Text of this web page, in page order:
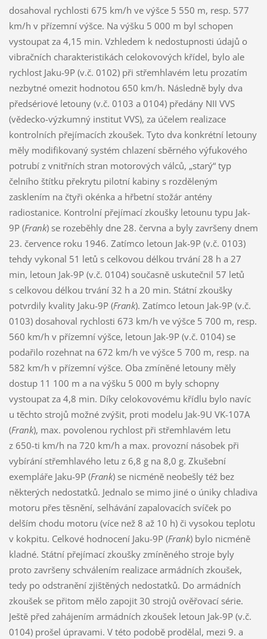
dosahoval rychlosti 675 km/h ve výšce 5 550 m, resp. 577
km/h v přízemní výšce. Na výšku 5 000 m byl schopen
vystoupat za 4,15 min. Vzhledem k nedostupnosti údajů o
vibračních charakteristikách celokovových křídel, bylo ale
rychlost Jaku-9P (v.č. 0102) při střemhlavém letu prozatím
nezbytné omezit hodnotou 650 km/h. Následně byly dva
předsériové letouny (v.č. 0103 a 0104) předány NII VVS
(vědecko-výzkumný institut VVS), za účelem realizace
kontrolních přejímacích zkoušek. Tyto dva konkrétní letouny
měly modifikovaný systém chlazení sběrného výfukového
potrubí z vnitřních stran motorových válců, „starý“ typ
čelního štítku překrytu pilotní kabiny s rozděleným
zasklením na čtyři okénka a hřbetní stožár antény
radiostanice. Kontrolní přejímací zkoušky letounu typu Jak-
9P (Frank) se rozeběhly dne 28. června a byly završeny dnem
23. července roku 1946. Zatímco letoun Jak-9P (v.č. 0103)
tehdy vykonal 51 letů s celkovou délkou trvání 28 h a 27
min, letoun Jak-9P (v.č. 0104) současně uskutečnil 57 letů
s celkovou délkou trvání 32 h a 20 min. Státní zkoušky
potvrdily kvality Jaku-9P (Frank). Zatímco letoun Jak-9P (v.č.
0103) dosahoval rychlosti 673 km/h ve výšce 5 700 m, resp.
560 km/h v přízemní výšce, letoun Jak-9P (v.č. 0104) se
podařilo rozehnat na 672 km/h ve výšce 5 700 m, resp. na
582 km/h v přízemní výšce. Oba zmíněné letouny měly
dostup 11 100 m a na výšku 5 000 m byly schopny
vystoupat za 4,8 min. Díky celokovovému křídlu bylo navíc
u těchto strojů možné zvýšit, proti modelu Jak-9U VK-107A
(Frank), max. povolenou rychlost při střemhlavém letu
z 650-ti km/h na 720 km/h a max. provozní násobek při
vybírání střemhlavého letu z 6,8 g na 8,0 g. Zkušební
exempláře Jaku-9P (Frank) se nicméně neobešly též bez
některých nedostatků. Jednalo se mimo jiné o úniky chladiva
motoru přes těsnění, selhávání zapalovacích svíček po
delším chodu motoru (více než 8 až 10 h) či vysokou teplotu
v kokpitu. Celkové hodnocení Jaku-9P (Frank) bylo nicméně
kladné. Státní přejímací zkoušky zmíněného stroje byly
proto završeny schválením realizace armádních zkoušek,
tedy po odstranění zjištěných nedostatků. Do armádních
zkoušek se přitom mělo zapojit 30 strojů ověřovací série.
Ještě před zahájením armádních zkoušek letoun Jak-9P (v.č.
0104) prošel úpravami. V této podobě prodělal, mezi 9. a